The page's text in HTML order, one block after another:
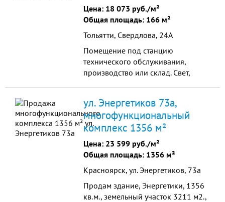
Цена: 18 073 руб./м²
Общая площадь: 166 м²
Тольятти, Свердлова, 24А
Помещение под станцию
технического обслуживания,
производство или склад. Свет,
ул. Энергетиков 73а,
многофункциональный
комплекс 1356 м²
Цена: 23 599 руб./м²
Общая площадь: 1356 м²
Красноярск, ул. Энергетиков, 73а
Продам здание, Энергетики, 1356
кв.м., земельный участок 3211 м2.,